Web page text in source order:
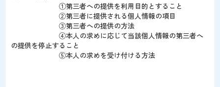
①第三者への提供を利用目的とすること
②第三者に提供される個人情報の項目
③第三者への提供の方法
④本人の求めに応じて当該個人情報の第三者へ
の提供を停止すること
⑤本人の求めを受け付ける方法